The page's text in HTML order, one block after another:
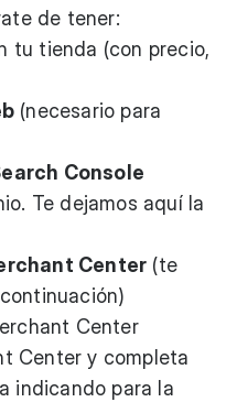
de tener:
tu tienda (con precio,
(necesario para
Console
Te dejamos aquí la
Center (te
Center
Center y completa
indicando para la